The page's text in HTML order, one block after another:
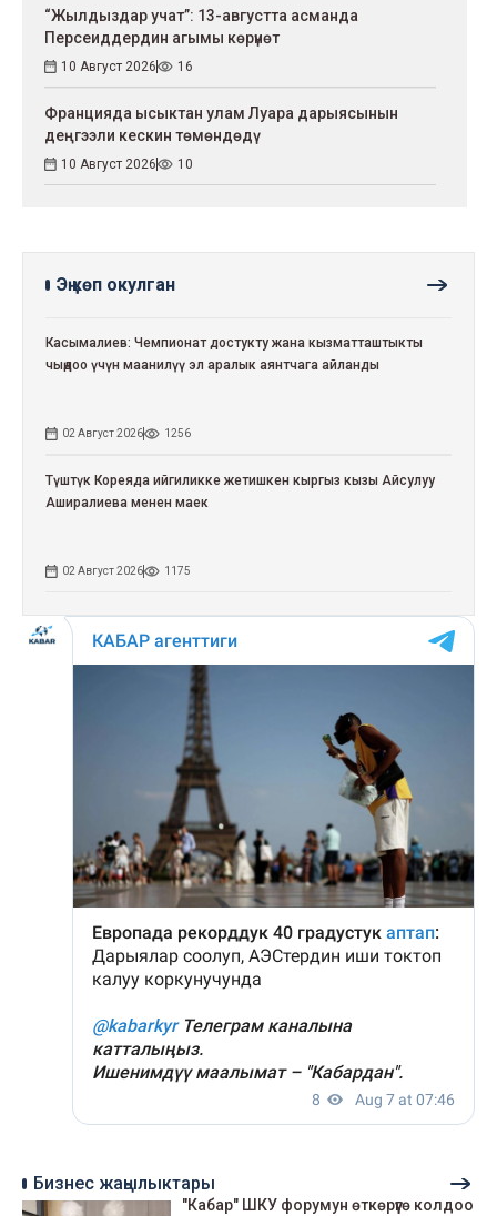
“Жылдыздар учат”: 13-aвгустта асманда
Персеиддердин агымы көрүнөт
10 Август 2026 16
Францияда ысыктан улам Луара дарыясынын
деңгээли кескин төмөндөдү
10 Август 2026 10
Эң көп окулган
Касымалиев: Чемпионат достукту жана кызматташтыкты
чыңдоо үчүн маанилүү эл аралык аянтчага айланды
02 Август 2026 1256
Түштүк Кореяда ийгиликке жетишкен кыргыз кызы Айсулуу
Аширалиева менен маек
02 Август 2026 1175
Бизнес жаңылыктары
"Кабар" ШКУ форумун өткөрүүгө колдоо